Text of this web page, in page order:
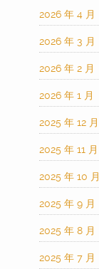
2026 年 4 月
2026 年 3 月
2026 年 2 月
2026 年 1 月
2025 年 12 月
2025 年 11 月
2025 年 10 月
2025 年 9 月
2025 年 8 月
2025 年 7 月